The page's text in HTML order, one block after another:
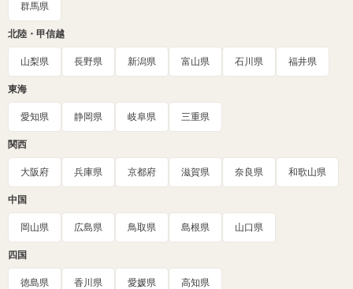
群馬県
北陸・甲信越
山梨県 長野県 新潟県 富山県 石川県 福井県
東海
愛知県 静岡県 岐阜県 三重県
関西
大阪府 兵庫県 京都府 滋賀県 奈良県 和歌山県
中国
岡山県 広島県 鳥取県 島根県 山口県
四国
徳島県 香川県 愛媛県 高知県